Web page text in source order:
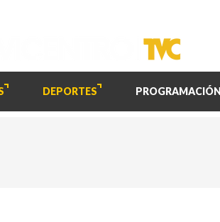
DEPORTES PROGRAMACIÓN